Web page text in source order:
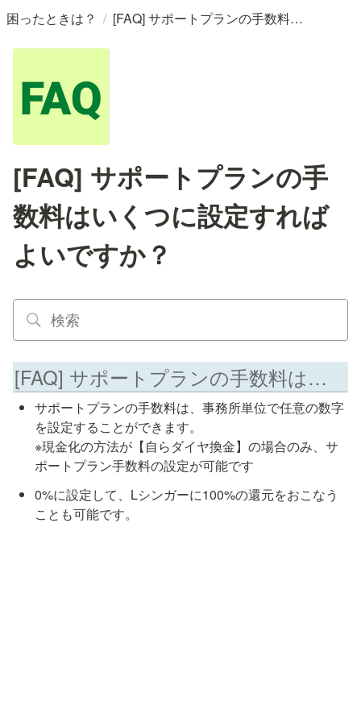
困ったときは？ / [FAQ] サポートプランの手数料はいくつに設定すればよいですか？
[FAQ] サポートプランの手
数料はいくつに設定すれば
よいですか？
[FAQ] サポートプランの手数料はいくつに設定すればよいですか？
サポートプランの手数料は、事務所単位で任意の数字
を設定することができます。
※現金化の方法が【自らダイヤ換金】の場合のみ、サ
ポートプラン手数料の設定が可能です
0%に設定して、Lシンガーに100%の還元をおこなう
ことも可能です。